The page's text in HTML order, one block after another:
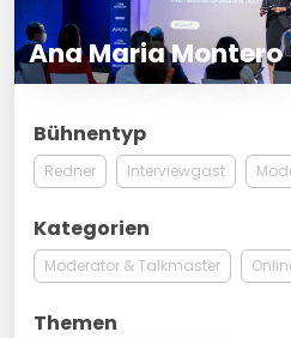
Ana Maria Montero
Bühnentyp
Redner Interviewgast
Kategorien
Moderator & Talkmaster
Themen